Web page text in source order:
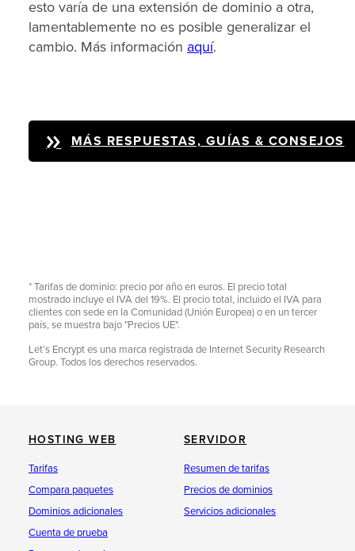
esto varía de una extensión de dominio a otra,
lamentablemente no es posible generalizar el
cambio. Más información aquí.
MÁS RESPUESTAS, GUÍAS & CONSEJOS
* Tarifas de dominio: precio por año en euros. El precio total
mostrado incluye el IVA del 19%. El precio total, incluido el IVA para
clientes con sede en la Comunidad (Unión Europea) o en un tercer
país, se muestra bajo "Precios UE".
Let’s Encrypt es una marca registrada de Internet Security Research
Group. Todos los derechos reservados.
HOSTING WEB
Tarifas
Compara paquetes
Dominios adicionales
Cuenta de prueba
SERVIDOR
Resumen de tarifas
Precios de dominios
Servicios adicionales